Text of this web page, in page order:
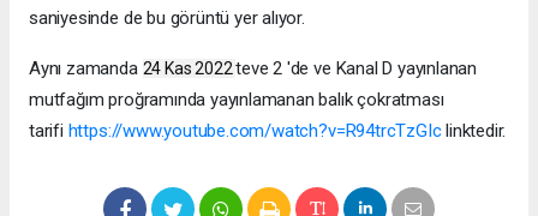
saniyesinde de bu görüntü yer alıyor.
Aynı zamanda 24 Kas 2022teve 2 'de ve Kanal D yayınlanan
mutfağım proğramında yayınlamanan balık çokratması
tarifi https://www.youtube.com/watch?v=R94trcTzGIclinktedir.